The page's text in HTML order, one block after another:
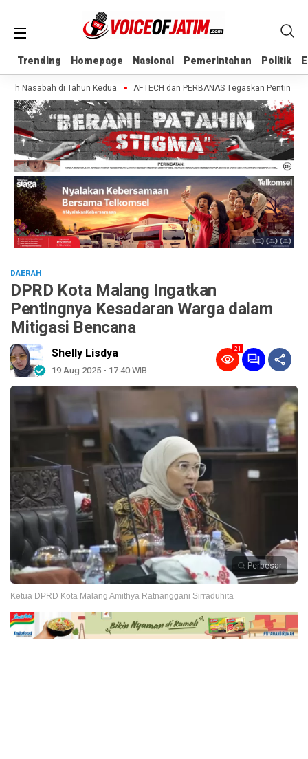
Trending Homepage Nasional Pemerintahan Politik
Trending Homepage Nasional Pemerintahan Politik
Nasabah di Tahun Kedua AFTECH dan PERBANAS Tegaskan
DAERAH
DPRD Kota Malang Ingatkan
Pentingnya Kesadaran Warga dalam
Mitigasi Bencana
Shelly Lisdya
19 Aug 2025 - 17:40 WIB
21
Perbesar
Ketua DPRD Kota Malang Amithya Ratnanggani Sirraduhita